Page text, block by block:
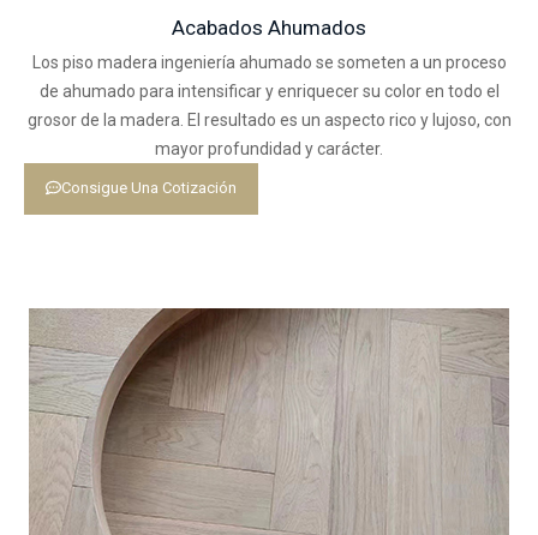
Acabados Ahumados
Los piso madera ingeniería ahumado se someten a un proceso
de ahumado para intensificar y enriquecer su color en todo el
grosor de la madera. El resultado es un aspecto rico y lujoso, con
mayor profundidad y carácter.
Consigue Una Cotización